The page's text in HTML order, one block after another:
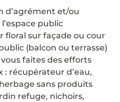
d’agrément et/ou
public
floral sur façade ou cour
(balcon ou terrasse)
vous faites des efforts
récupérateur d’eau,
sans produits
refuge, nichoirs,